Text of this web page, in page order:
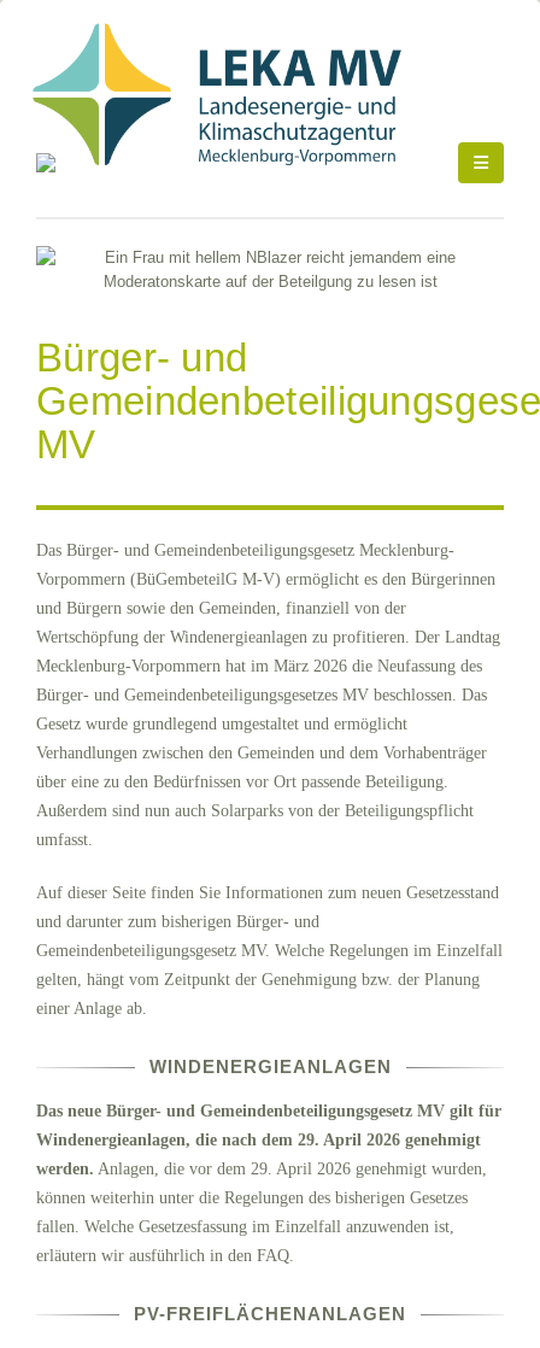
Bürger- und
MV
Das Bürger- und Gemeindenbeteiligungsgesetz Mecklenburg-
Vorpommern (BüGembeteilG M-V) ermöglicht es den Bürgerinnen
und Bürgern sowie den Gemeinden, finanziell von der
Wertschöpfung der Windenergieanlagen zu profitieren. Der Landtag
Mecklenburg-Vorpommern hat im März 2026 die Neufassung des
Bürger- und Gemeindenbeteiligungsgesetzes MV beschlossen. Das
Gesetz wurde grundlegend umgestaltet und ermöglicht
Verhandlungen zwischen den Gemeinden und dem Vorhabenträger
über eine zu den Bedürfnissen vor Ort passende Beteiligung.
Außerdem sind nun auch Solarparks von der Beteiligungspflicht
umfasst.
Auf dieser Seite finden Sie Informationen zum neuen Gesetzesstand
und darunter zum bisherigen Bürger- und
Gemeindenbeteiligungsgesetz MV. Welche Regelungen im Einzelfall
gelten, hängt vom Zeitpunkt der Genehmigung bzw. der Planung
einer Anlage ab.
WINDENERGIEANLAGEN
Das neue Bürger- und Gemeindenbeteiligungsgesetz MV gilt für
Windenergieanlagen, die nach dem 29. April 2026 genehmigt
werden. Anlagen, die vor dem 29. April 2026 genehmigt wurden,
können weiterhin unter die Regelungen des bisherigen Gesetzes
fallen. Welche Gesetzesfassung im Einzelfall anzuwenden ist,
erläutern wir ausführlich in den FAQ.
PV-FREIFLÄCHENANLAGEN